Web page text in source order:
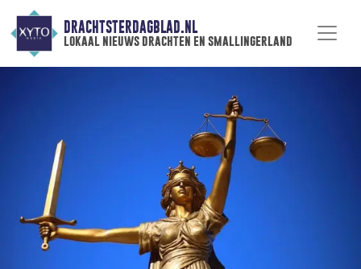
DRACHTSTERDAGBLAD.NL
lokaal nieuws drachten en smallingerland